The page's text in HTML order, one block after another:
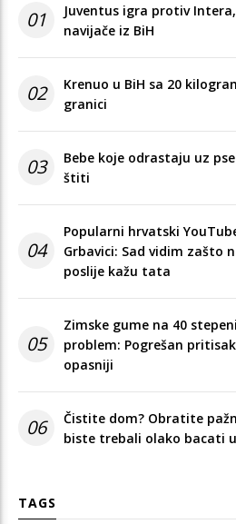
01
Juventus igra protiv
navijače iz BiH
02
Krenuo u BiH sa 20
granici
03
Bebe koje odrastaju uz
štiti
04
Popularni hrvatski
Grbavici: Sad vidim zašto
poslije kažu tata
05
Zimske gume na 40
problem: Pogrešan
opasniji
06
Čistite dom? Obratite
biste trebali olako bacati
TAGS